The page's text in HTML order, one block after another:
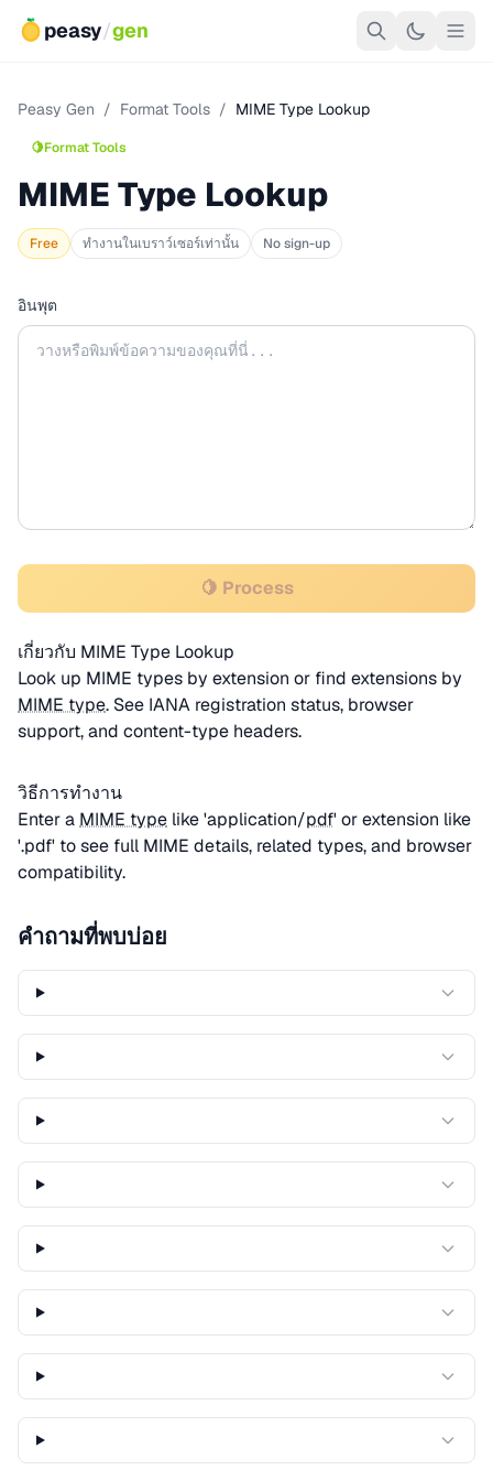
peasy/gen
Peasy Gen / Format Tools / MIME Type Lookup
🍋Format Tools
MIME Type Lookup
Free ทำงานในเบราว์เซอร์เท่านั้น No sign-up
อินพุต
🍋 Process
เกี่ยวกับ MIME Type Lookup
Look up MIME types by extension or find extensions by
MIME type. See IANA registration status, browser
support, and content-type headers.
วิธีการทำงาน
Enter a MIME type like 'application/pdf' or extension like
'.pdf' to see full MIME details, related types, and browser
compatibility.
คำถามที่พบบ่อย